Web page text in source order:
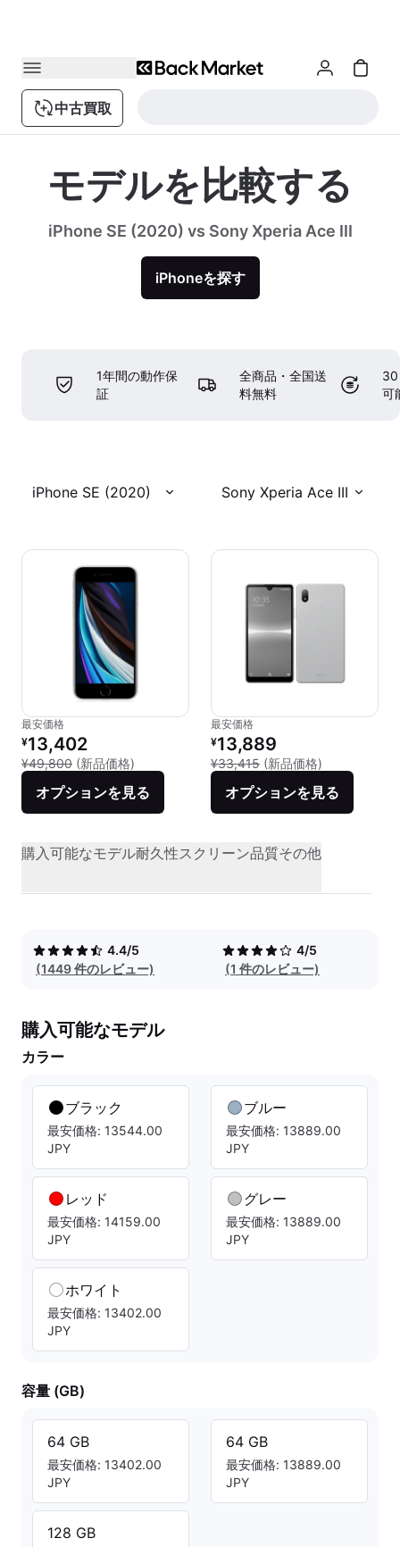
中古買取
モデルを比較する
iPhone SE (2020) vs Sony Xperia Ace III
iPhoneを探す
1年間の動作保
証
全商品・全国送
料無料
30
可
iPhone SE (2020) Sony Xperia Ace III
最安価格
リファービッシュ品の価格：
¥13,402
¥49,800 (新品価格) 新品との比較：¥49,800
オプションを見る
最安価格
リファービッシュ品の価格：
¥13,889
¥33,415 (新品価格)
オプションを見る
購入可能なモデル耐久性スクリーン品質その他
4.4/5
(1449 件のレビュー)
4/5
(1 件のレビュー)
購入可能なモデル
カラー
ブラック
最安価格: 13544.00
JPY
レッド
最安価格: 14159.00
JPY
ホワイト
最安価格: 13402.00
JPY
ブルー
最安価格: 13889.00
JPY
グレー
最安価格: 13889.00
JPY
容量 (GB)
64 GB
最安価格: 13402.00
JPY
128 GB
64 GB
最安価格: 13889.00
JPY